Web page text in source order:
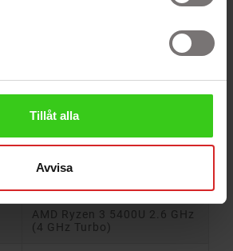
Tillåt alla
Avvisa
14 tommer fuld HD LED IPS-
skærm
AMD Ryzen 3 5400U 2.6 GHz
(4 GHz Turbo)